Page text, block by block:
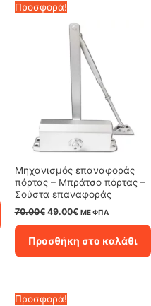
Προσφορά!
Μηχανισμός επαναφοράς
πόρτας – Μπράτσο πόρτας –
Σούστα επαναφοράς
70.00€ Original
price
70.00€.
49.00€Η
τρέχουσα
είναι:
49.00€.
ΜΕ ΦΠΑ
Προσθήκη στο καλάθι
Προσφορά!